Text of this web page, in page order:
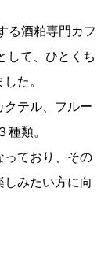
る酒粕専門カフ
して、ひとくち
た。
クテル、フルー
類。
っており、その
みたい方に向